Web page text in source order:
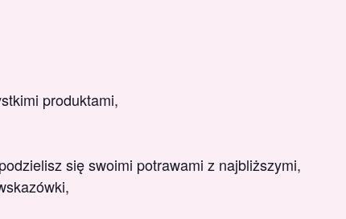
produktami,
się swoimi potrawami z najbliższymi,